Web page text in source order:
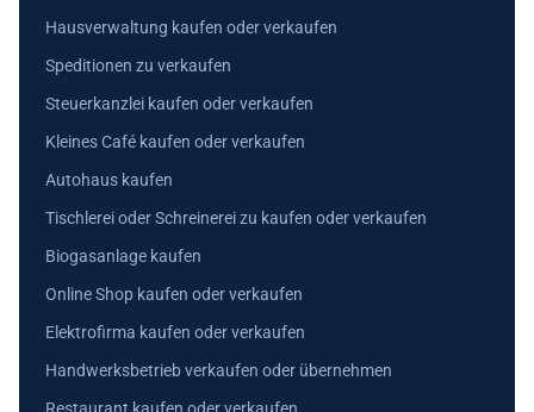
Hausverwaltung kaufen oder verkaufen
Speditionen zu verkaufen
Steuerkanzlei kaufen oder verkaufen
Kleines Café kaufen oder verkaufen
Autohaus kaufen
Tischlerei oder Schreinerei zu kaufen oder verkaufen
Biogasanlage kaufen
Online Shop kaufen oder verkaufen
Elektrofirma kaufen oder verkaufen
Handwerksbetrieb verkaufen oder übernehmen